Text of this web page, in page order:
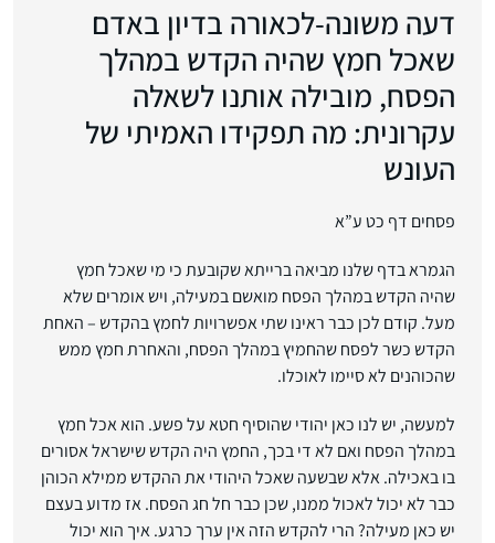
דעה משונה-לכאורה בדיון באדם
שאכל חמץ שהיה הקדש במהלך
הפסח, מובילה אותנו לשאלה
עקרונית: מה תפקידו האמיתי של
העונש
פסחים דף כט ע”א
הגמרא בדף שלנו מביאה ברייתא שקובעת כי מי שאכל חמץ
שהיה הקדש במהלך הפסח מואשם במעילה, ויש אומרים שלא
מעל. קודם לכן כבר ראינו שתי אפשרויות לחמץ בהקדש – האחת
הקדש כשר לפסח שהחמיץ במהלך הפסח, והאחרת חמץ ממש
שהכוהנים לא סיימו לאוכלו.
למעשה, יש לנו כאן יהודי שהוסיף חטא על פשע. הוא אכל חמץ
במהלך הפסח ואם לא די בכך, החמץ היה הקדש שישראל אסורים
בו באכילה. אלא שבשעה שאכל היהודי את ההקדש ממילא הכוהן
כבר לא יכול לאכול ממנו, שכן כבר חל חג הפסח. אז מדוע בעצם
יש כאן מעילה? הרי להקדש הזה אין ערך כרגע. איך הוא יכול